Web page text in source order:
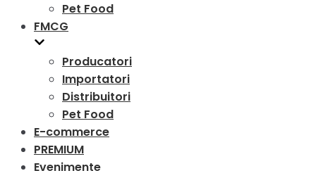
Pet Food
FMCG
Producatori
Importatori
Distribuitori
Pet Food
E-commerce
PREMIUM
Evenimente